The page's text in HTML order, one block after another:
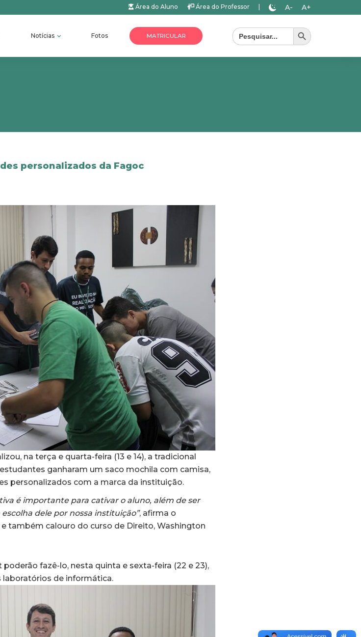
Área do Aluno Área do Professor A- A+
Notícias Fotos MATRICULAR
Search
for:
Search Button
personalizados da Fagoc
na terça e quarta-feira (13 e 14), a tradicional
estudantes ganharam um saco mochila com camisa,
personalizados com a marca da instituição.
é importante para cativar o aluno, além de ser
dele por nossa instituição”, afirma o
também calouro do curso de Direito, Washington
fazê-lo, nesta quinta e sexta-feira (22 e 23),
laboratórios de informática.